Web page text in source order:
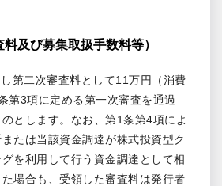
及び募集取扱手数料等）
第二次審査料として11万円（消費
第3項に定める第一次審査を通過
とします。なお、第1条第4項によ
たは当該資金調達が株式投資型ク
を利用して行う資金調達として相
場合も、受領した審査料は発行者